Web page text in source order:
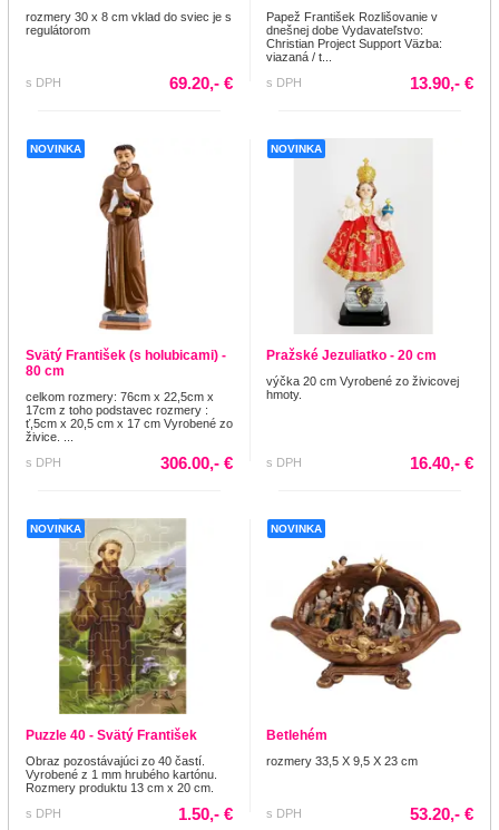
rozmery 30 x 8 cm vklad do sviec je s
regulátorom
s DPH 69.20,- €
Papež František Rozlišovanie v
dnešnej dobe Vydavateľstvo:
Christian Project Support Väzba:
viazaná / t...
s DPH
13.90,- €
NOVINKA
Svätý František (s holubicami) -
80 cm
celkom rozmery: 76cm x 22,5cm x
17cm z toho podstavec rozmery :
ť,5cm x 20,5 cm x 17 cm Vyrobené zo
živice. ...
s DPH
306.00,- €
NOVINKA
Pražské Jezuliatko - 20 cm
výčka 20 cm Vyrobené zo živicovej
hmoty.
s DPH 16.40,- €
NOVINKA
Puzzle 40 - Svätý František
Obraz pozostávajúci zo 40 častí.
Vyrobené z 1 mm hrubého kartónu.
Rozmery produktu 13 cm x 20 cm.
s DPH
1.50,- €
NOVINKA
Betlehém
rozmery 33,5 X 9,5 X 23 cm
s DPH 53.20,- €